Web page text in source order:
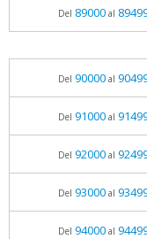
Del 89000al
Del 90000al
Del 91000al
Del 92000al
Del 93000al
Del 94000al